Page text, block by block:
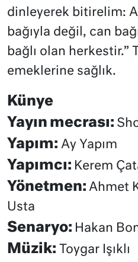
dinleyerek bitirelim:
bağıyla değil, can
bağlı olan herkestir.”
emeklerine sağlık.
Künye
Yayın mecrası:
Yapım: Ay Yapım
Yapımcı: Kerem
Yönetmen: Ahmet
Usta
Senaryo: Hakan
Müzik: Toygar Işıklı